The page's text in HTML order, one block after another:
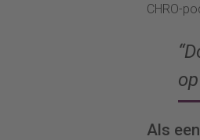
CHRO-
Als